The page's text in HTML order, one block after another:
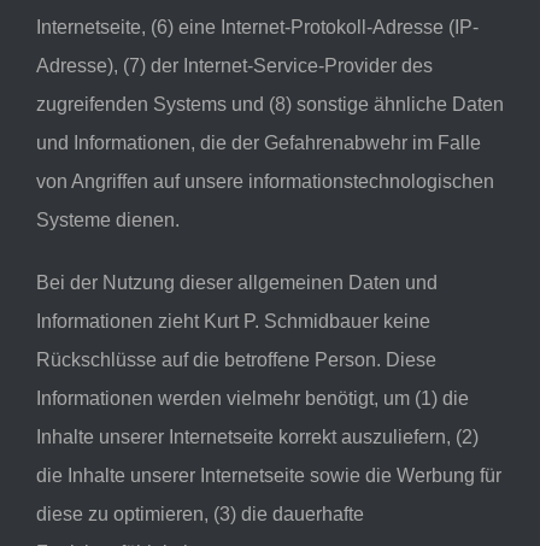
Internetseite, (6) eine Internet-Protokoll-Adresse (IP-
Adresse), (7) der Internet-Service-Provider des
zugreifenden Systems und (8) sonstige ähnliche Daten
und Informationen, die der Gefahrenabwehr im Falle
von Angriffen auf unsere informationstechnologischen
Systeme dienen.
Bei der Nutzung dieser allgemeinen Daten und
Informationen zieht Kurt P. Schmidbauer keine
Rückschlüsse auf die betroffene Person. Diese
Informationen werden vielmehr benötigt, um (1) die
Inhalte unserer Internetseite korrekt auszuliefern, (2)
die Inhalte unserer Internetseite sowie die Werbung für
diese zu optimieren, (3) die dauerhafte